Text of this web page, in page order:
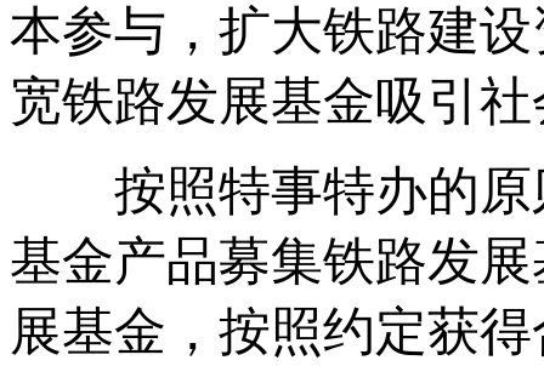
本参与，扩大铁路建
宽铁路发展基金吸引
按照特事特办的原
基金产品募集铁路发
展基金，按照约定获